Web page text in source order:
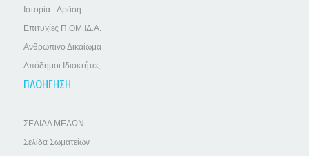
Ιστορία - Δράση
Επιτυχίες Π.ΟΜ.ΙΔ.Α.
Ανθρώπινο Δικαίωμα
Απόδημοι Ιδιοκτήτες
ΠΛΟΗΓΗΣΗ
ΣΕΛΙΔΑ ΜΕΛΩΝ
Σελίδα Σωματείων